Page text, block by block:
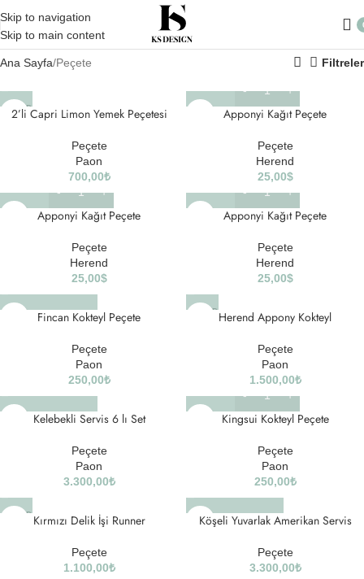
Skip to navigation
Skip to main content
Ana Sayfa Peçete Filtreler
SOLD
OUT
2’li Capri Limon Yemek Peçetesi
Peçete
Paon
700,00₺
Apponyi Kağıt Peçete
Peçete
Herend
25,00$
Apponyi Kağıt Peçete
Peçete
Herend
25,00$
Apponyi Kağıt Peçete
Peçete
Herend
25,00$
Fincan Kokteyl Peçete
Peçete
Paon
250,00₺
SOLDHerend Appony Kokteyl
Peçete
Paon
1.500,00₺
Kelebekli Servis 6 lı Set
Peçete
Paon
3.300,00₺
Kingsui Kokteyl Peçete
Peçete
Paon
250,00₺
SOLD Kırmızı Delik İşi Runner
Peçete
1.100,00₺
Köşeli Yuvarlak Amerikan Servis
Peçete
3.300,00₺